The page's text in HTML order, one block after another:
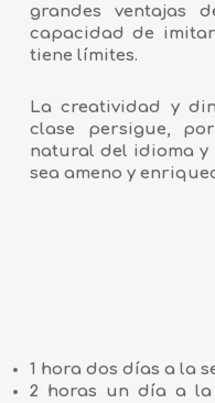
grandes ventajas
capacidad de
tiene límites.
La creatividad y
clase persigue,
natural del idioma
sea ameno y
1 hora dos días a la
2 horas un día a la